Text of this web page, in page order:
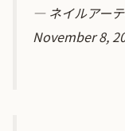
— ネイルアー
November 8,